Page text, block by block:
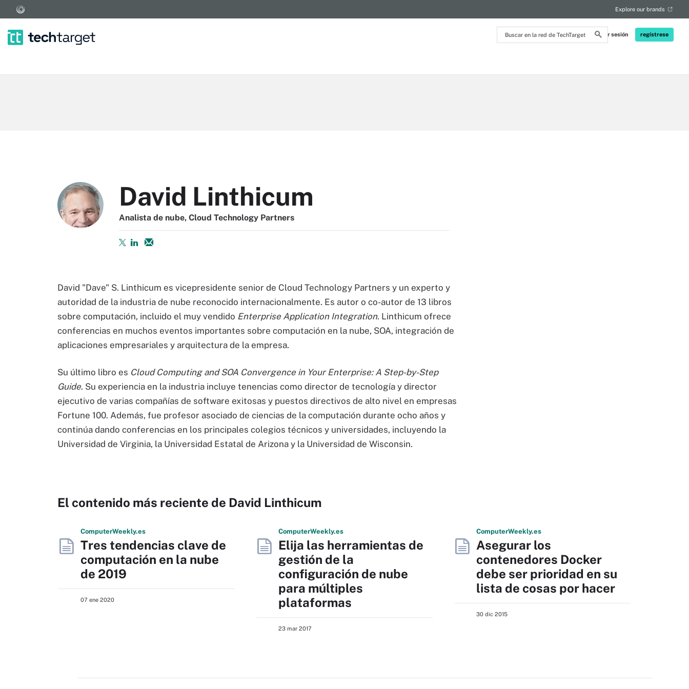
Buscar
en
TechTarget
Iniciar sesión regístrese
Explore our brands
David Linthicum
Analista de nube, Cloud Technology Partners
David "Dave" S. Linthicum es vicepresidente senior de Cloud Technology Partners y un experto y
autoridad de la industria de nube reconocido internacionalmente. Es autor o co-autor de 13 libros
sobre computación, incluido el muy vendido Enterprise Application Integration. Linthicum ofrece
conferencias en muchos eventos importantes sobre computación en la nube, SOA, integración de
aplicaciones empresariales y arquitectura de la empresa.
Su último libro es Cloud Computing and SOA Convergence in Your Enterprise: A Step-by-Step
Guide. Su experiencia en la industria incluye tenencias como director de tecnología y director
ejecutivo de varias compañías de software exitosas y puestos directivos de alto nivel en empresas
Fortune 100. Además, fue profesor asociado de ciencias de la computación durante ocho años y
continúa dando conferencias en los principales colegios técnicos y universidades, incluyendo la
Universidad de Virginia, la Universidad Estatal de Arizona y la Universidad de Wisconsin.
El contenido más reciente de David Linthicum
ComputerWeekly.es
Tres tendencias clave de
computación en la nube
de 2019
07 ene 2020
ComputerWeekly.es
Elija las herramientas de
gestión de la
configuración de nube
para múltiples
plataformas
23 mar 2017
ComputerWeekly.es
Asegurar los
contenedores Docker
debe ser prioridad en su
lista de cosas por hacer
30 dic 2015